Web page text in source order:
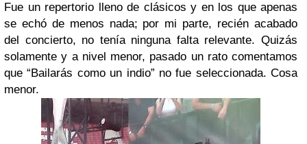
Fue un repertorio lleno de clásicos y en los que apenas
se echó de menos nada; por mi parte, recién acabado
del concierto, no tenía ninguna falta relevante. Quizás
solamente y a nivel menor, pasado un rato comentamos
que “Bailarás como un indio” no fue seleccionada. Cosa
menor.